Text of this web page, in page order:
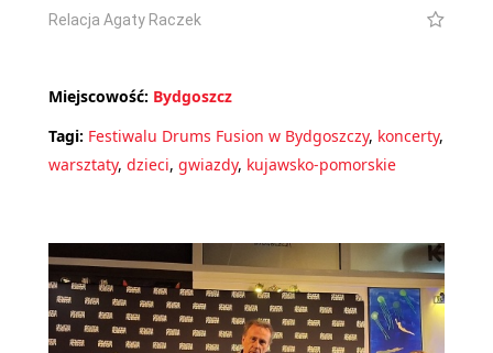
Relacja Agaty Raczek
Miejscowość: Bydgoszcz
Tagi: Festiwalu Drums Fusion w Bydgoszczy, koncerty,
warsztaty, dzieci, gwiazdy, kujawsko-pomorskie